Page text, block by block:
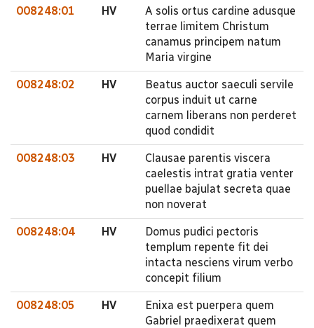
008248:01 HV
A solis ortus cardine adusque
terrae limitem Christum
canamus principem natum
Maria virgine
008248:02 HV
Beatus auctor saeculi servile
corpus induit ut carne
carnem liberans non perderet
quod condidit
008248:03 HV
Clausae parentis viscera
caelestis intrat gratia venter
puellae bajulat secreta quae
non noverat
008248:04 HV
Domus pudici pectoris
templum repente fit dei
intacta nesciens virum verbo
concepit filium
008248:05 HV
Enixa est puerpera quem
Gabriel praedixerat quem